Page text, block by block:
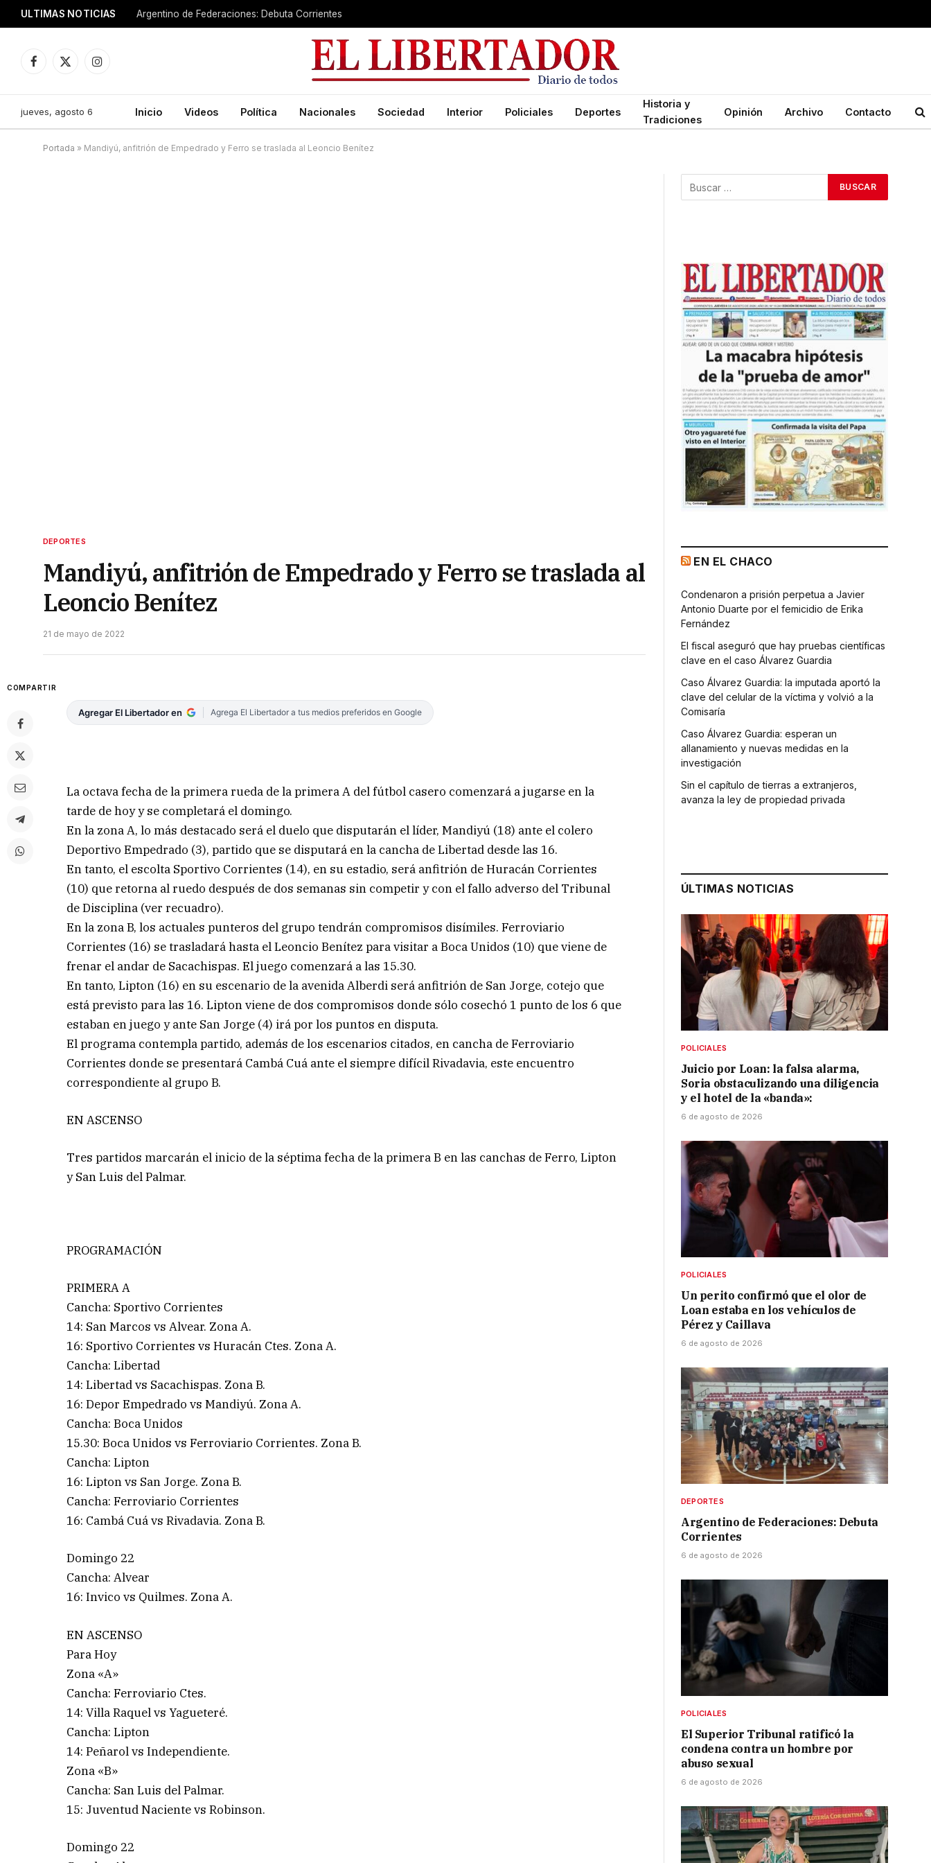
ULTIMAS NOTICIAS Argentino de Federaciones: Debuta Corrientes
Facebook
X
Instagram
jueves, agosto 6 Inicio Videos Política Nacionales Sociedad Interior Policiales Deportes
Historia y
Tradiciones
Opinión Archivo Contacto
Portada » Mandiyú, anfitrión de Empedrado y Ferro se traslada al Leoncio Benítez
DEPORTES
Mandiyú, anfitrión de Empedrado y Ferro se traslada al
Leoncio Benítez
21 de mayo de 2022
COMPARTIR
Agregar El Libertador en Agrega El Libertador a tus medios preferidos en Google
La octava fecha de la primera rueda de la primera A del fútbol casero comenzará a jugarse en la
tarde de hoy y se completará el domingo.
En la zona A, lo más destacado será el duelo que disputarán el líder, Mandiyú (18) ante el colero
Deportivo Empedrado (3), partido que se disputará en la cancha de Libertad desde las 16.
En tanto, el escolta Sportivo Corrientes (14), en su estadio, será anfitrión de Huracán Corrientes
(10) que retorna al ruedo después de dos semanas sin competir y con el fallo adverso del Tribunal
de Disciplina (ver recuadro).
En la zona B, los actuales punteros del grupo tendrán compromisos disímiles. Ferroviario
Corrientes (16) se trasladará hasta el Leoncio Benítez para visitar a Boca Unidos (10) que viene de
frenar el andar de Sacachispas. El juego comenzará a las 15.30.
En tanto, Lipton (16) en su escenario de la avenida Alberdi será anfitrión de San Jorge, cotejo que
está previsto para las 16. Lipton viene de dos compromisos donde sólo cosechó 1 punto de los 6 que
estaban en juego y ante San Jorge (4) irá por los puntos en disputa.
El programa contempla partido, además de los escenarios citados, en cancha de Ferroviario
Corrientes donde se presentará Cambá Cuá ante el siempre difícil Rivadavia, este encuentro
correspondiente al grupo B.
EN ASCENSO
Tres partidos marcarán el inicio de la séptima fecha de la primera B en las canchas de Ferro, Lipton
y San Luis del Palmar.
PROGRAMACIÓN
PRIMERA A
Cancha: Sportivo Corrientes
14: San Marcos vs Alvear. Zona A.
16: Sportivo Corrientes vs Huracán Ctes. Zona A.
Cancha: Libertad
14: Libertad vs Sacachispas. Zona B.
16: Depor Empedrado vs Mandiyú. Zona A.
Cancha: Boca Unidos
15.30: Boca Unidos vs Ferroviario Corrientes. Zona B.
Cancha: Lipton
16: Lipton vs San Jorge. Zona B.
Cancha: Ferroviario Corrientes
16: Cambá Cuá vs Rivadavia. Zona B.
Domingo 22
Cancha: Alvear
16: Invico vs Quilmes. Zona A.
EN ASCENSO
Para Hoy
Zona «A»
Cancha: Ferroviario Ctes.
14: Villa Raquel vs Yagueteré.
Cancha: Lipton
14: Peñarol vs Independiente.
Zona «B»
Cancha: San Luis del Palmar.
15: Juventud Naciente vs Robinson.
Domingo 22
EN EL CHACO
Condenaron a prisión perpetua a Javier
Antonio Duarte por el femicidio de Erika
Fernández
El fiscal aseguró que hay pruebas científicas
clave en el caso Álvarez Guardia
Caso Álvarez Guardia: la imputada aportó la
clave del celular de la víctima y volvió a la
Comisaría
Caso Álvarez Guardia: esperan un
allanamiento y nuevas medidas en la
investigación
Sin el capítulo de tierras a extranjeros,
avanza la ley de propiedad privada
ÚLTIMAS NOTICIAS
POLICIALES
Juicio por Loan: la falsa alarma,
Soria obstaculizando una diligencia
y el hotel de la «banda»:
6 de agosto de 2026
POLICIALES
Un perito confirmó que el olor de
Loan estaba en los vehículos de
Pérez y Caillava
6 de agosto de 2026
DEPORTES
Argentino de Federaciones: Debuta
Corrientes
6 de agosto de 2026
POLICIALES
El Superior Tribunal ratificó la
condena contra un hombre por
abuso sexual
6 de agosto de 2026